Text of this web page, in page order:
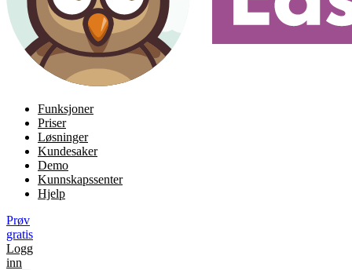
Funksjoner
Priser
Løsninger
Kundesaker
Demo
Kunnskapssenter
Hjelp
Prøv
gratis
Logg
inn